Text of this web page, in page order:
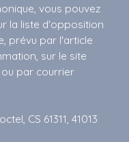
vous pouvez
la liste d'opposition
prévu par l'article
sur le site
par courrier
CS 61311, 41013